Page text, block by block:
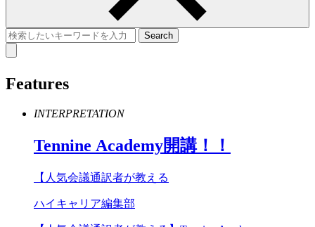
Features
INTERPRETATION
Tennine Academy開講！！
【人気会議通訳者が教える
ハイキャリア編集部